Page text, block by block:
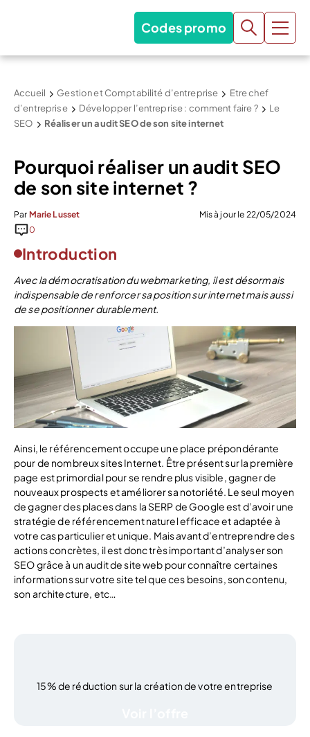
Codes promo
Accueil Gestion et Comptabilité d’entreprise
Etre chef
d’entreprise
Développer l’entreprise : comment faire ?
Le
SEO
Réaliser un audit SEO de son site internet
Pourquoi réaliser un audit SEO
de son site internet ?
Par Marie Lusset
Mis à jour le 22/05/2024
0
Introduction
Avec la démocratisation du webmarketing, il est désormais
indispensable de renforcer sa position sur internet mais aussi
de se positionner durablement.
Ainsi, le référencement occupe une place prépondérante
pour de nombreux sites Internet. Être présent sur la première
page est primordial pour se rendre plus visible, gagner de
nouveaux prospects et améliorer sa notoriété. Le seul moyen
de gagner des places dans la SERP de Google est d’avoir une
stratégie de référencement naturel efficace et adaptée à
votre cas particulier et unique. Mais avant d’entreprendre des
actions concrètes, il est donc très important d’analyser son
SEO grâce à un audit de site web pour connaître certaines
informations sur votre site tel que ces besoins, son contenu,
son architecture, etc…
15% de réduction sur la création de votre entreprise